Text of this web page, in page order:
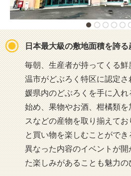
日本最大級の敷地面積を誇
毎朝、生産者が持ってくる
温市がどぶろく特区に認定
媛県内のどぶろくを手に入
始め、果物やお酒、柑橘類
スなどの産物を取り揃えて
と買い物を楽しむことがで
異なった内容のイベントが
た楽しみがあることも魅力の